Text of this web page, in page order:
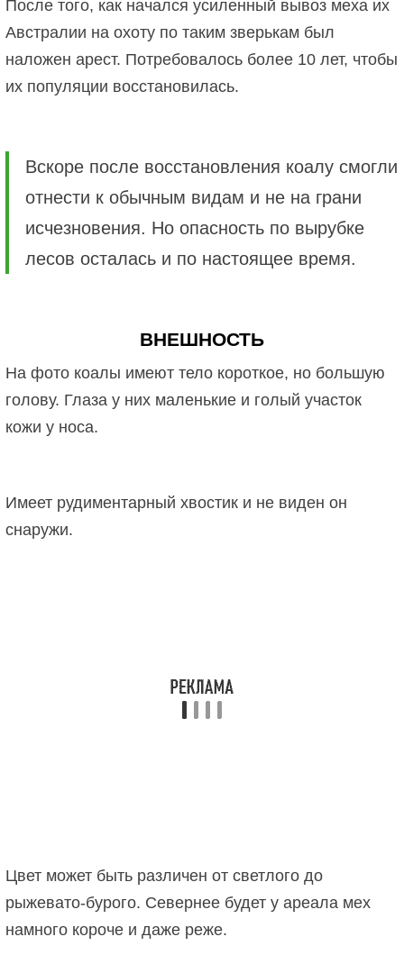
После того, как начался усиленный вывоз меха их
Австралии на охоту по таким зверькам был
наложен арест. Потребовалось более 10 лет, чтобы
их популяции восстановилась.
Вскоре после восстановления коалу смогли
отнести к обычным видам и не на грани
исчезновения. Но опасность по вырубке
лесов осталась и по настоящее время.
ВНЕШНОСТЬ
На фото коалы имеют тело короткое, но большую
голову. Глаза у них маленькие и голый участок
кожи у носа.
Имеет рудиментарный хвостик и не виден он
снаружи.
Цвет может быть различен от светлого до
рыжевато-бурого. Севернее будет у ареала мех
намного короче и даже реже.